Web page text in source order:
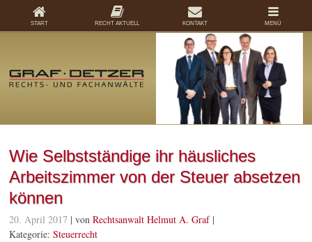
Wie Selbstständige ihr häusliches
Arbeitszimmer von der Steuer absetzen
können
20. April 2017 | vonRechtsanwalt Helmut A. Graf|
Kategorie:Steuerrecht
START RECHT AKTUELL KONTAKT MENÜ